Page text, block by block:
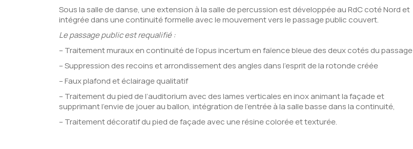
Sous la salle de danse, une extension à la salle de percussion est développée au RdC coté Nord et
intégrée dans une continuité formelle avec le mouvement vers le passage public couvert.
Le passage public est requalifié :
– Traitement muraux en continuité de l’opus incertum en faïence bleue des deux cotés du passage
– Suppression des recoins et arrondissement des angles dans l’esprit de la rotonde créée
– Faux plafond et éclairage qualitatif
– Traitement du pied de l’auditorium avec des lames verticales en inox animant la façade et
supprimant l’envie de jouer au ballon, intégration de l’entrée à la salle basse dans la continuité,
– Traitement décoratif du pied de façade avec une résine colorée et texturée.